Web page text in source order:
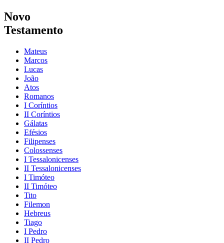
Novo
Testamento
Mateus
Marcos
Lucas
João
Atos
Romanos
I Coríntios
II Coríntios
Gálatas
Efésios
Filipenses
Colossenses
I Tessalonicenses
II Tessalonicenses
I Timóteo
II Timóteo
Tito
Filemon
Hebreus
Tiago
I Pedro
II Pedro